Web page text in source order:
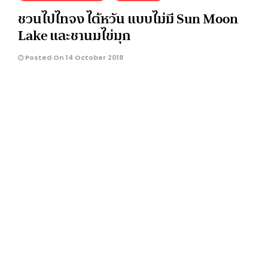
ชวนไปไทจง ไต้หวัน แบบไม่มี Sun Moon
Lake และชานมไข่มุก
Posted On 14 October 2018